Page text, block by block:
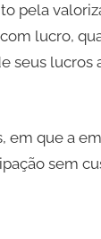
pela
lucro,
seus lucros
em que a
sem